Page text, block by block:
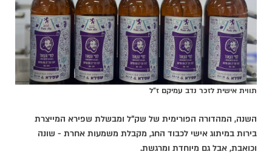
תווית אישית לזכר נדב עמיקם ז"ל
השנה, המהדורה הפורימית של שק"ל ומבשלת שפירא המייצרת
בירות במיתוג אישי לכבוד החג, מקבלת משמעות אחרת - שונה
וכואבת, אבל גם מיוחדת ומרגשת.